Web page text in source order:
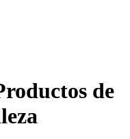
de